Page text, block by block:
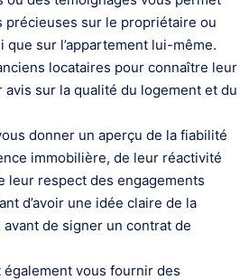
précieuses sur le propriétaire ou
que sur l’appartement lui-même.
locataires pour connaître leur
sur la qualité du logement et du
donner un aperçu de la fiabilité
immobilière, de leur réactivité
leur respect des engagements
d’avoir une idée claire de la
de signer un contrat de
vous fournir des